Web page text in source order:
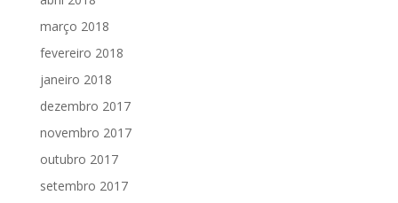
março 2018
fevereiro 2018
janeiro 2018
dezembro 2017
novembro 2017
outubro 2017
setembro 2017